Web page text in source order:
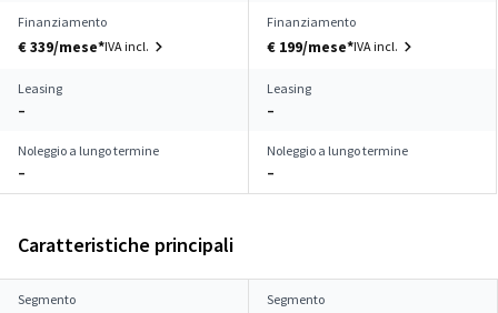
Finanziamento
€ 339/mese*IVA incl.
Finanziamento
€ 199/mese*IVA incl.
Leasing
–
Leasing
–
Noleggio a lungo termine
–
Noleggio a lungo termine
–
Caratteristiche principali
Segmento Segmento